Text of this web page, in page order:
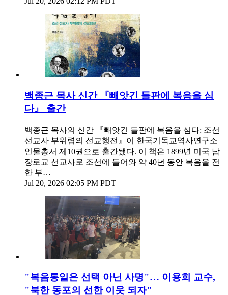
백종근 목사 신간 『빼앗긴 들판에 복음을 심
다』 출간
백종근 목사의 신간 『빼앗긴 들판에 복음을 심다: 조선
선교사 부위렴의 선교행전』이 한국기독교역사연구소
인물총서 제10권으로 출간됐다. 이 책은 1899년 미국 남
장로교 선교사로 조선에 들어와 약 40년 동안 복음을 전
한 부…
Jul 20, 2026 02:05 PM PDT
"복음통일은 선택 아닌 사명"… 이용희 교수,
"북한 동포의 선한 이웃 되자"